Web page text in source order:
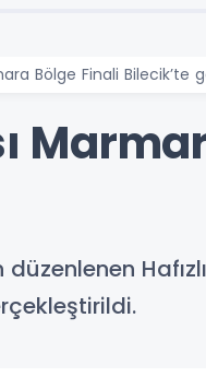
Bölge Finali Bilecik’te